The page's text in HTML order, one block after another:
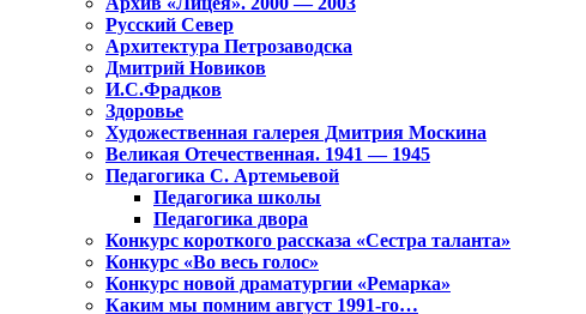
Русский Север
Архитектура Петрозаводска
Дмитрий Новиков
И.С.Фрадков
Здоровье
Художественная галерея Дмитрия Москина
Великая Отечественная. 1941 — 1945
Педагогика С. Артемьевой
Педагогика школы
Педагогика двора
Конкурс короткого рассказа «Сестра таланта»
Конкурс «Во весь голос»
Конкурс новой драматургии «Ремарка»
Каким мы помним август 1991-го…